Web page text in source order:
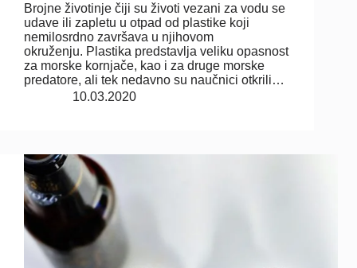
Brojne životinje čiji su životi vezani za vodu se
udave ili zapletu u otpad od plastike koji
nemilosrdno završava u njihovom
okruženju. Plastika predstavlja veliku opasnost
za morske kornjače, kao i za druge morske
predatore, ali tek nedavno su naučnici otkrili…
10.03.2020